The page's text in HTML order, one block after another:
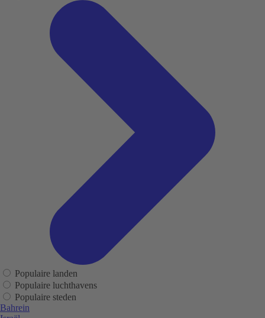
Populaire landen
Populaire luchthavens
Populaire steden
Bahrein